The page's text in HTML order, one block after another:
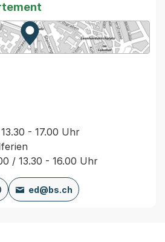
Zur Karte von MapBS.
Externer Link, wird in einem
- 17.00 Uhr
/ 13.30 - 16.00 Uhr
ed@bs.ch